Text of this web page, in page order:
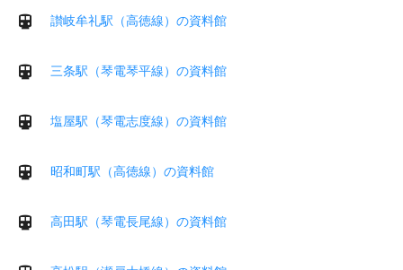
讃岐牟礼駅（高徳線）の資料館
三条駅（琴電琴平線）の資料館
塩屋駅（琴電志度線）の資料館
昭和町駅（高徳線）の資料館
高田駅（琴電長尾線）の資料館